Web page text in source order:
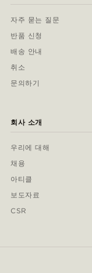
자주 묻는 질문
반품 신청
배송 안내
취소
문의하기
회사 소개
우리에 대해
채용
아티클
보도자료
CSR